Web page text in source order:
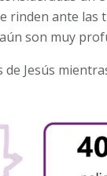
rinden ante
son muy
Jesús